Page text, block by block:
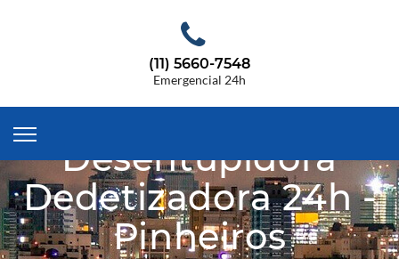
(11) 5660-7548
Emergencial 24h
Desentupidora
Dedetizadora 24h -
Pinheiros